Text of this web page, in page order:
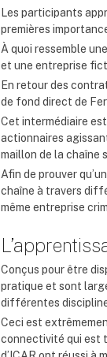
Les participants
premières
À quoi ressemble
et une entreprise
En retour des
de fond direct de
Cet intermédiaire
actionnaires
maillon de la chaîne
Afin de prouver
chaîne à travers
même entreprise
Conçus pour être
pratique et sont
différentes
Ceci est
connectivité qui est